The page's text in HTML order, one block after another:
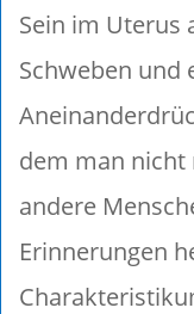
Sein im Uterus
Schweben und
dem man nicht
andere
Erinnerungen